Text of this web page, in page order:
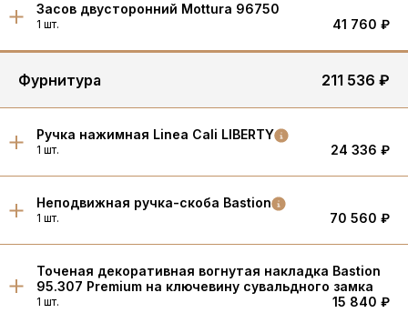
Засов двусторонний Mottura 96750
1 шт. 41 760 ₽
Фурнитура 211 536 ₽
Ручка нажимная Linea Cali LIBERTY
1 шт. 24 336 ₽
Неподвижная ручка-скоба Bastion
1 шт. 70 560 ₽
Точеная декоративная вогнутая накладка Bastion
95.307 Premium на ключевину сувальдного замка
1 шт. 15 840 ₽